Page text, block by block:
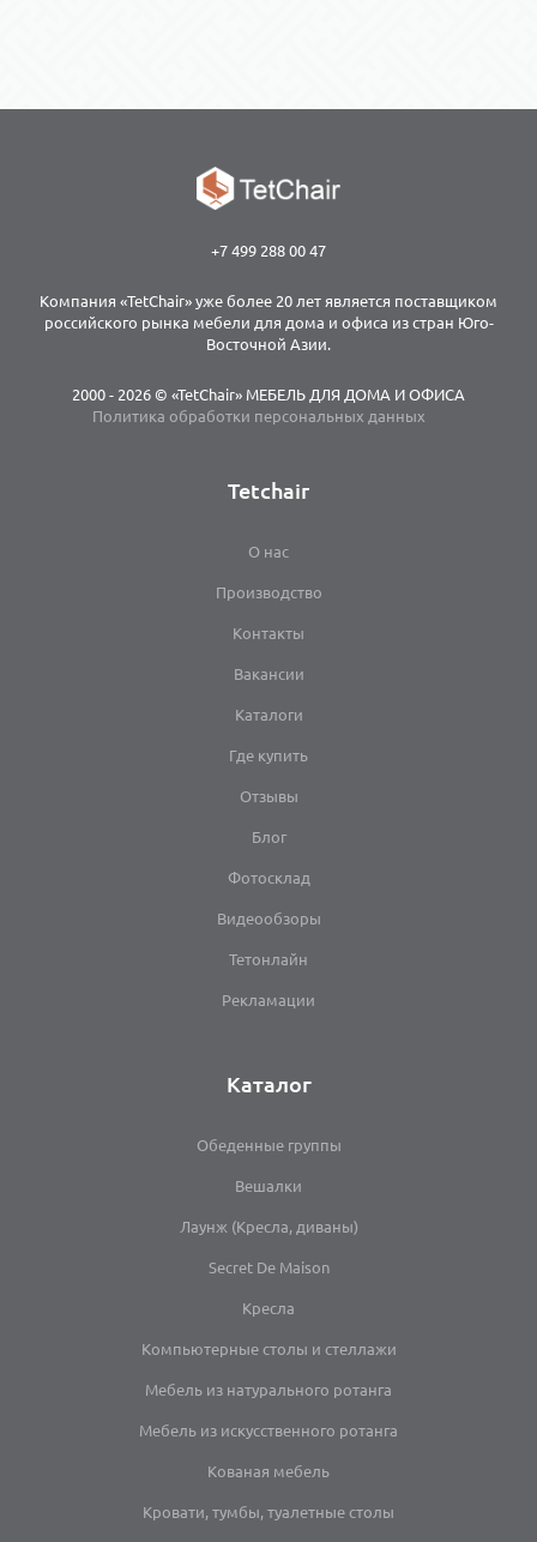
+7 499 288 00 47
Компания «TetChair» уже более 20 лет является поставщиком
российского рынка мебели для дома и офиса из стран Юго-
Восточной Азии.
2000 - 2026 © «TetChair» МЕБЕЛЬ ДЛЯ ДОМА И ОФИСА
Политика обработки персональных данных
Tetchair
О нас
Производство
Контакты
Вакансии
Каталоги
Где купить
Отзывы
Блог
Фотосклад
Видеообзоры
Тетонлайн
Рекламации
Каталог
Обеденные группы
Вешалки
Лаунж (Кресла, диваны)
Secret De Maison
Кресла
Компьютерные столы и стеллажи
Мебель из натурального ротанга
Мебель из искусственного ротанга
Кованая мебель
Кровати, тумбы, туалетные столы